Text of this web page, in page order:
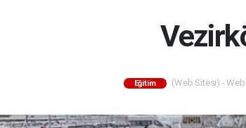
Eğitim (Web Sitesi) -